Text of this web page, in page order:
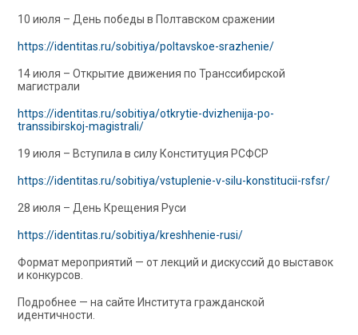
10 июля – День победы в Полтавском сражении
https://identitas.ru/sobitiya/poltavskoe-srazhenie/
14 июля – Открытие движения по Транссибирской
магистрали
https://identitas.ru/sobitiya/otkrytie-dvizhenija-po-
transsibirskoj-magistrali/
19 июля – Вступила в силу Конституция РСФСР
https://identitas.ru/sobitiya/vstuplenie-v-silu-konstitucii-rsfsr/
28 июля – День Крещения Руси
https://identitas.ru/sobitiya/kreshhenie-rusi/
Формат мероприятий — от лекций и дискуссий до выставок
и конкурсов.
Подробнее — на сайте Института гражданской
идентичности.